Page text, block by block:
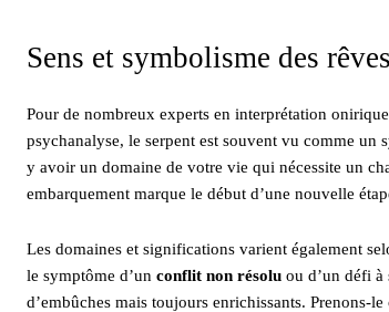
Sens et symbolisme des
Pour de nombreux experts en interprétation
psychanalyse, le serpent est souvent vu comme
y avoir un domaine de votre vie qui nécessite un
embarquement marque le début d’une nouvelle
Les domaines et significations varient également
le symptôme d’un conflit non résolu ou d’un défi à
d’embûches mais toujours enrichissants. Prenons-